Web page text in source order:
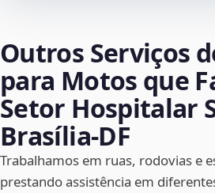
Outros Serviços
para Motos que
Setor Hospitalar
Brasília‑DF
Trabalhamos em ruas, rodovias e
prestando assistência em